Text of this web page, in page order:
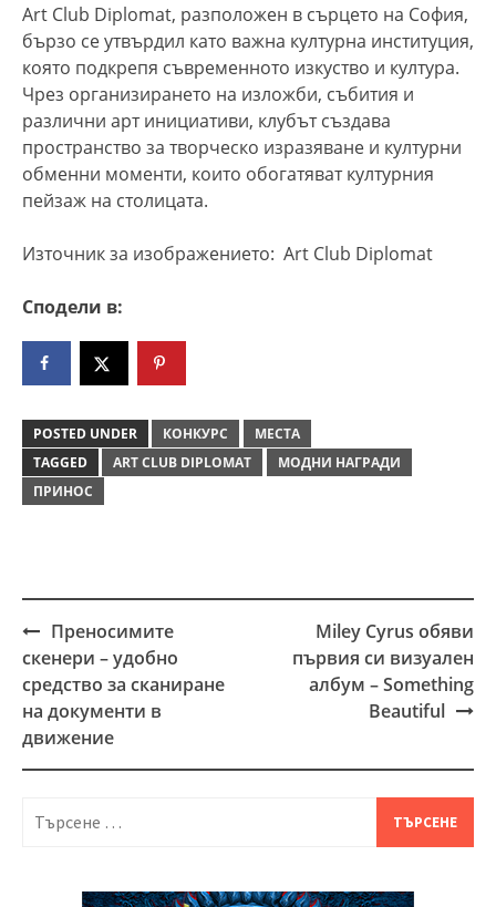
Art Club Diplomat, разположен в сърцето на София,
бързо се утвърдил като важна културна институция,
която подкрепя съвременното изкуство и култура.
Чрез организирането на изложби, събития и
различни арт инициативи, клубът създава
пространство за творческо изразяване и културни
обменни моменти, които обогатяват културния
пейзаж на столицата.
Източник за изображението: Art Club Diplomat
Сподели в:
POSTED UNDER КОНКУРС
МЕСТА
TAGGED
ART CLUB DIPLOMAT
МОДНИ НАГРАДИ
ПРИНОС
Post
navigation
Преносимите
скенери – удобно
средство за сканиране
на документи в
движение
Miley Cyrus обяви
първия си визуален
албум – Something
Beautiful
Търсене